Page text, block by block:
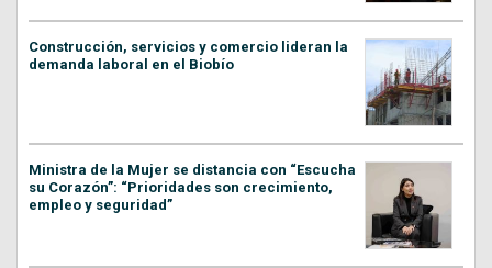
Construcción, servicios y comercio lideran la
demanda laboral en el Biobío
Ministra de la Mujer se distancia con “Escucha
su Corazón”: “Prioridades son crecimiento,
empleo y seguridad”